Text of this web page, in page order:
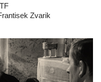
Zvarik